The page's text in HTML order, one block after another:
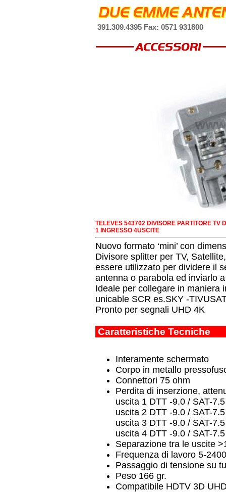
391.309.4395 Fax: 0571 931800
TELEVES 543702 DIVISORE PARTITORE TV
1 INGRESSO 4USCITE
Nuovo formato ‘mini’ con
Divisore splitter per TV,
essere utilizzato per dividere il
antenna o parabola ed inviarlo
Ideale per collegare in maniera
unicable SCR es.SKY -
Pronto per segnali UHD 4K
Caratteristiche Tecniche
Interamente schermato
Corpo in metallo
Connettori 75 ohm
Perdita di inserzione,
uscita 1 DTT -9.0 / SAT-7.5
uscita 2 DTT -9.0 / SAT-7.5
uscita 3 DTT -9.0 / SAT-7.5
uscita 4 DTT -9.0 / SAT-7.5
Separazione tra le uscite
Frequenza di lavoro 5-
Passaggio di tensione su
Peso 166 gr.
Compatibile HDTV 3D